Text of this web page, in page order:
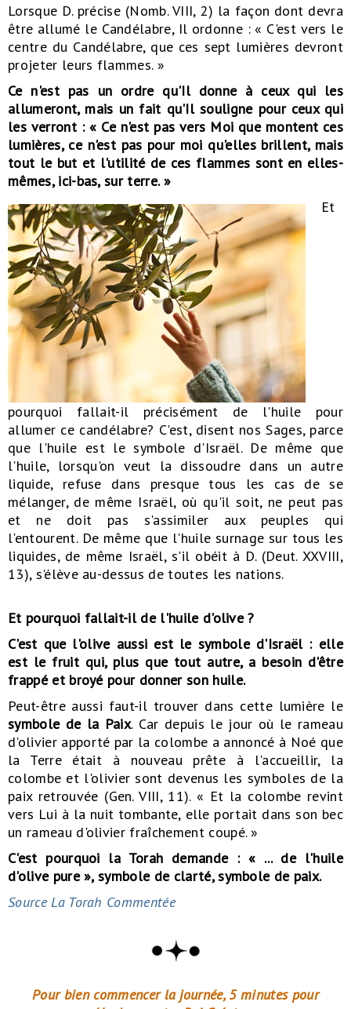
Lorsque D. précise (Nomb. VIII, 2) la façon dont devra
être allumé le Candélabre, Il ordonne : « C'est vers le
centre du Candélabre, que ces sept lumières devront
projeter leurs flammes. »
Ce n'est pas un ordre qu'Il donne à ceux qui les
allumeront, mais un fait qu'Il souligne pour ceux qui
les verront : « Ce n'est pas vers Moi que montent ces
lumières, ce n'est pas pour moi qu'elles brillent, mais
tout le but et l'utilité de ces flammes sont en elles-
mêmes, ici-bas, sur terre. »
Et
pourquoi fallait-il précisément de l'huile pour
allumer ce candélabre? C'est, disent nos Sages, parce
que l'huile est le symbole d'Israël. De même que
l'huile, lorsqu'on veut la dissoudre dans un autre
liquide, refuse dans presque tous les cas de se
mélanger, de même Israël, où qu'il soit, ne peut pas
et ne doit pas s'assimiler aux peuples qui
l'entourent. De même que l'huile surnage sur tous les
liquides, de même Israël, s'il obéit à D. (Deut. XXVIII,
13), s'élève au-dessus de toutes les nations.
Et pourquoi fallait-il de l'huile d'olive ?
C'est que l'olive aussi est le symbole d'Israël : elle
est le fruit qui, plus que tout autre, a besoin d'être
frappé et broyé pour donner son huile.
Peut-être aussi faut-il trouver dans cette lumière le
symbole de la Paix. Car depuis le jour où le rameau
d'olivier apporté par la colombe a annoncé à Noé que
la Terre était à nouveau prête à l'accueillir, la
colombe et l'olivier sont devenus les symboles de la
paix retrouvée (Gen. VIII, 11). « Et la colombe revint
vers Lui à la nuit tombante, elle portait dans son bec
un rameau d'olivier fraîchement coupé. »
C'est pourquoi la Torah demande : « ... de l'huile
d'olive pure », symbole de clarté, symbole de paix.
Source La Torah Commentée
Pour bien commencer la journée, 5 minutes pour